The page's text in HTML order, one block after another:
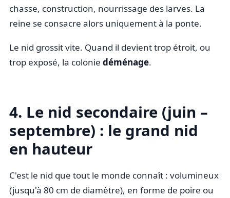
chasse, construction, nourrissage des larves. La
reine se consacre alors uniquement à la ponte.
Le nid grossit vite. Quand il devient trop étroit, ou
trop exposé, la coloniedéménage.
4. Le nid secondaire (juin –
septembre) : le grand nid
en hauteur
C'est le nid que tout le monde connaît : volumineux
(jusqu'à 80 cm de diamètre), en forme de poire ou